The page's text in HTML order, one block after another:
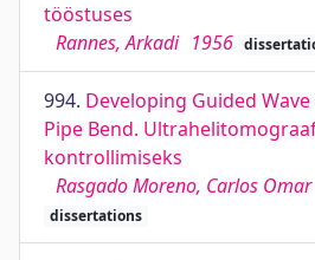
tööstuses
Rannes, Arkadi 1956
994. Developing Guided
Pipe Bend.
kontrollimiseks
Rasgado Moreno, Carlos Omar
dissertations